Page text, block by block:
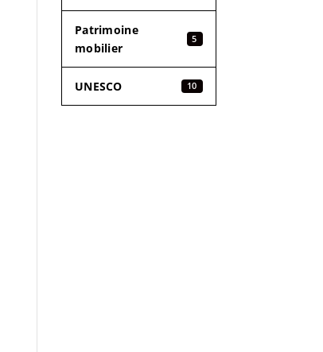
Patrimoine
mobilier
5
UNESCO 10